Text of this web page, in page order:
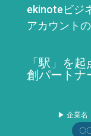
ekinoteビジ
アカウント
「駅」を
創パートナ
▶ 企業名
〇